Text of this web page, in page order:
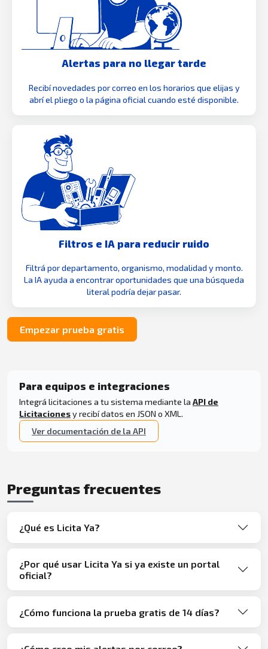
Alertas para no llegar tarde
Recibí novedades por correo en los horarios que elijas y
abrí el pliego o la página oficial cuando esté disponible.
Filtros e IA para reducir ruido
Filtrá por departamento, organismo, modalidad y monto.
La IA ayuda a encontrar oportunidades que una búsqueda
literal podría dejar pasar.
Empezar prueba gratis
Para equipos e integraciones
Integrá licitaciones a tu sistema mediante la API de
Licitacionesy recibí datos en JSON o XML.
Ver documentación de la API
Preguntas frecuentes
¿Qué es Licita Ya?
¿Por qué usar Licita Ya si ya existe un portal
oficial?
¿Cómo funciona la prueba gratis de 14 días?